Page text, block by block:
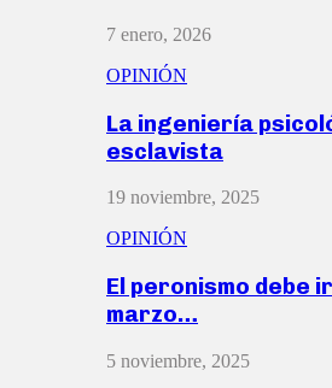
7 enero, 2026
OPINIÓN
La ingeniería
esclavista
19 noviembre, 2025
OPINIÓN
El peronismo debe
marzo…
5 noviembre, 2025